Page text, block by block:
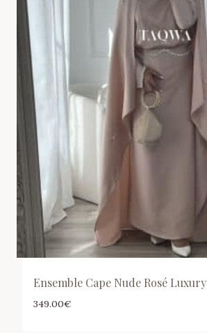
Ensemble Cape Nude Rosé Luxury
349.00€